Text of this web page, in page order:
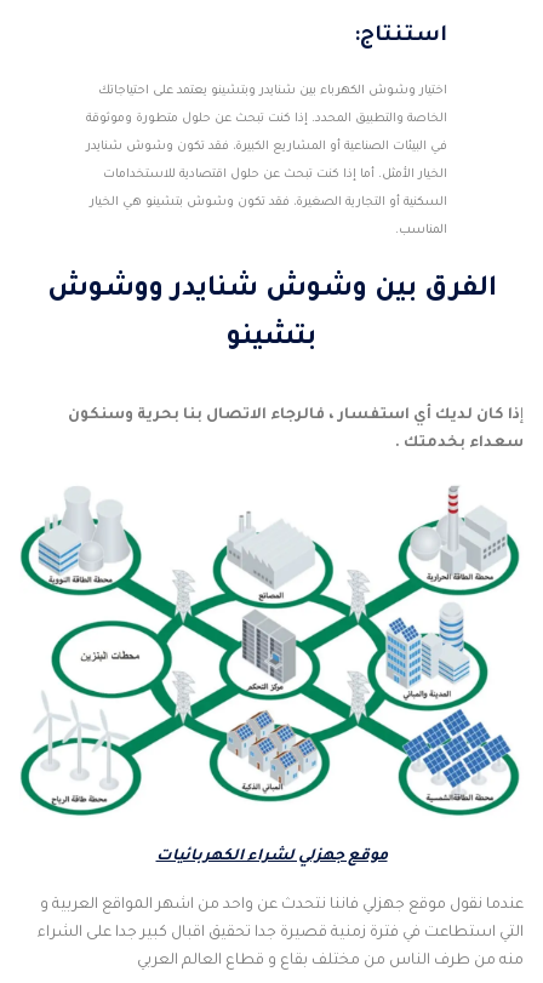
استنتاج:
اختيار وشوش الكهرباء بين شنايدر وبتشينو يعتمد على احتياجاتك
الخاصة والتطبيق المحدد. إذا كنت تبحث عن حلول متطورة وموثوقة
في البيئات الصناعية أو المشاريع الكبيرة، فقد تكون وشوش شنايدر
الخيار الأمثل. أما إذا كنت تبحث عن حلول اقتصادية للاستخدامات
السكنية أو التجارية الصغيرة، فقد تكون وشوش بتشينو هي الخيار
المناسب.
الفرق بين وشوش شنايدر ووشوش
بتشينو
إذا كان لديك أي استفسار ، فالرجاء الاتصال بنا بحرية وسنكون
سعداء بخدمتك .
موقع جهزلي لشراء الكهربائيات
عندما نقول موقع جهزلي فاننا نتحدث عن واحد من اشهر المواقع العربية و
التي استطاعت في فترة زمنية قصيرة جدا تحقيق اقبال كبير جدا على الشراء
منه من طرف الناس من مختلف بقاع و قطاع العالم العربي